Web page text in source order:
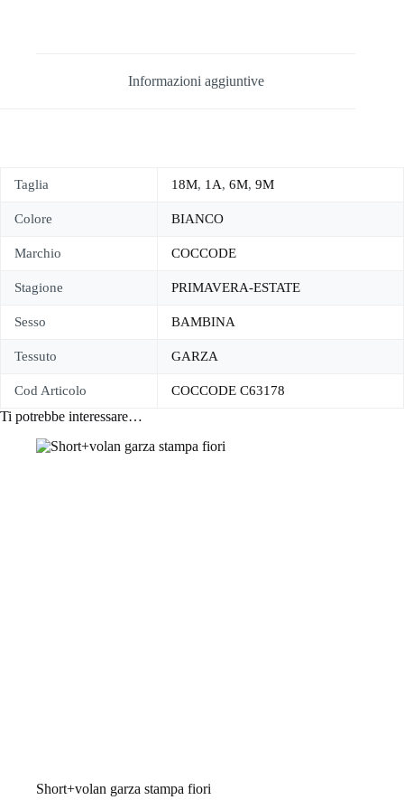
Informazioni aggiuntive
Taglia 18M, 1A, 6M, 9M
Colore BIANCO
Marchio COCCODE
Stagione PRIMAVERA-ESTATE
Sesso BAMBINA
Tessuto GARZA
Cod Articolo COCCODE C63178
Ti potrebbe interessare…
Short+volan garza stampa fiori